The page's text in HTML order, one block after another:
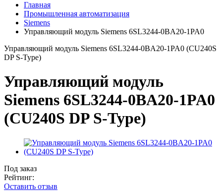
Главная
Промышленная автоматизация
Siemens
Управляющий модуль Siemens 6SL3244-0BA20-1PA0
Управляющий модуль Siemens 6SL3244-0BA20-1PA0 (CU240S
DP S-Type)
Управляющий модуль
Siemens 6SL3244-0BA20-1PA0
(CU240S DP S-Type)
Под заказ
Рейтинг:
Оставить отзыв